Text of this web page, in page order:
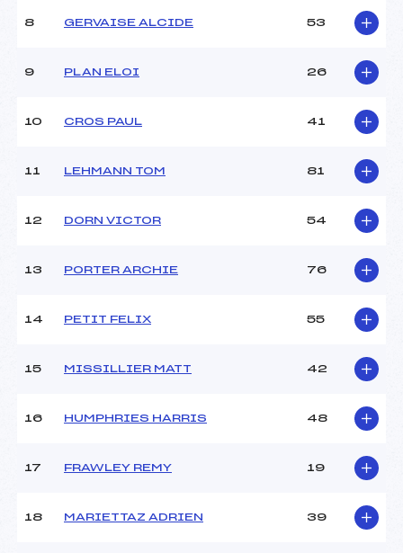
ARTHUR (MB)
Neige :
Ouvreurs A :
Température départ :
63.0200
Catégorie :
U16
8 GERVAISE ALCIDE 53
9 PLAN ELOI 26
10 CROS PAUL 41
11 LEHMANN TOM 81
12 DORN VICTOR 54
13 PORTER ARCHIE 76
14 PETIT FELIX 55
15 MISSILLIER MATT 42
16 HUMPHRIES HARRIS 48
17 FRAWLEY REMY 19
18 MARIETTAZ ADRIEN 39